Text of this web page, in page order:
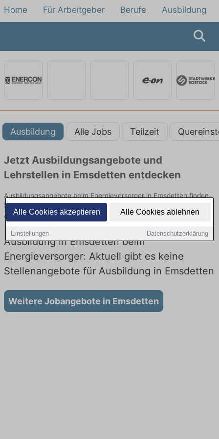
Alle Cookies akzeptieren Alle Cookies ablehnen
Einstellungen Datenschutzerklärung
Home Für Arbeitgeber Berufe Ausbildung
Ausbildung Alle Jobs Teilzeit
Jetzt Ausbildungsangebote und
Lehrstellen in Emsdetten entdecken
Ausbildungsangebote beim Energieversorger in Emsdetten finden
Sie von namhaften Firmen. Entdecken Sie freie Optionen von Top-
Arbeitgebern und bewerben Sie sich noch heute.
Ausbildung in Emsdetten beim
Energieversorger: Aktuell gibt es keine
Stellenangebote für Ausbildung in Emsdetten
Weitere Jobangebote in Emsdetten